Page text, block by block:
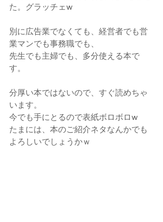
た。グラッチェw
別に広告業でなくても、経営者でも営
業マンでも事務職でも、
先生でも主婦でも、多分使える本で
す。
分厚い本ではないので、すぐ読めちゃ
います。
今でも手にとるので表紙ボロボロw
たまには、本のご紹介ネタなんかでも
よろしいでしょうかｗ